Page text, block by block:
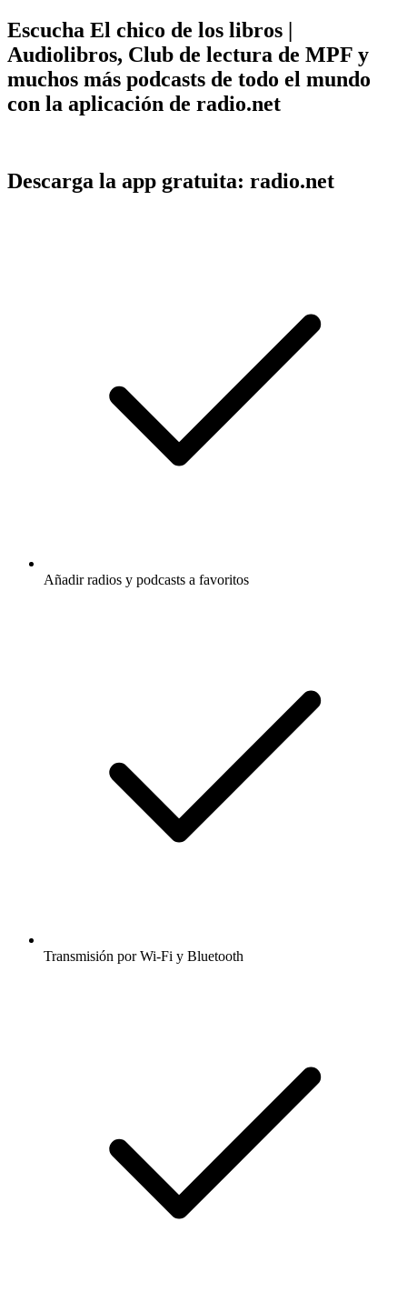
Escucha El chico de los libros |
Audiolibros, Club de lectura de MPF y
muchos más podcasts de todo el mundo
con la aplicación de radio.net
Descarga la app gratuita: radio.net
Añadir radios y podcasts a favoritos
Transmisión por Wi-Fi y Bluetooth